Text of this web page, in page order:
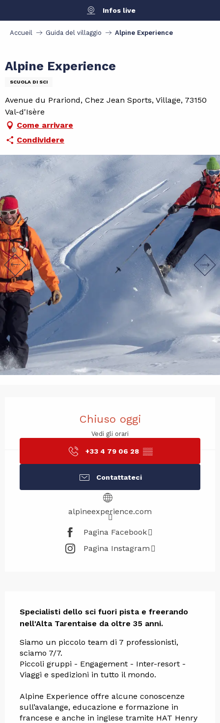
contenu
Infos live
Accueil Guida del villaggio Alpine Experience
Alpine Experience
SCUOLA DI SCI
Avenue du Prariond, Chez Jean Sports, Village, 73150
Val-d'Isère
Come arrivare
Condividere
Chiuso oggi
Vedi gli orari
+33 4 79 06 28 ▒▒
Contattateci
alpineexperience.com
Pagina Facebook
Pagina Instagram
Specialisti dello sci fuori pista e freerando
nell'Alta Tarentaise da oltre 35 anni.
Siamo un piccolo team di 7 professionisti,
sciamo 7/7.
Piccoli gruppi - Engagement - Inter-resort -
Viaggi e spedizioni in tutto il mondo.
Alpine Experience offre alcune conoscenze
sull’avalange, educazione e formazione in
francese e anche in inglese tramite HAT Henry